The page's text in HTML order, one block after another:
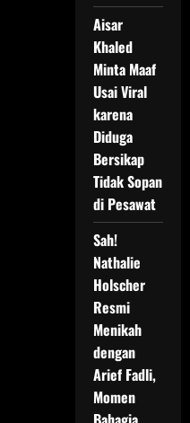
Aisar
Khaled
Minta Maaf
Usai Viral
karena
Diduga
Bersikap
Tidak Sopan
di Pesawat
Sah!
Nathalie
Holscher
Resmi
Menikah
dengan
Arief Fadli,
Momen